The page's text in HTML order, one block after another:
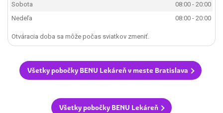
Sobota
08:00 - 20:00
Nedeľa
08:00 - 20:00
Otváracia doba sa môže počas sviatkov zmeniť.
Všetky pobočky BENU Lekáreň v meste Bratislava
Všetky pobočky BENU Lekáreň